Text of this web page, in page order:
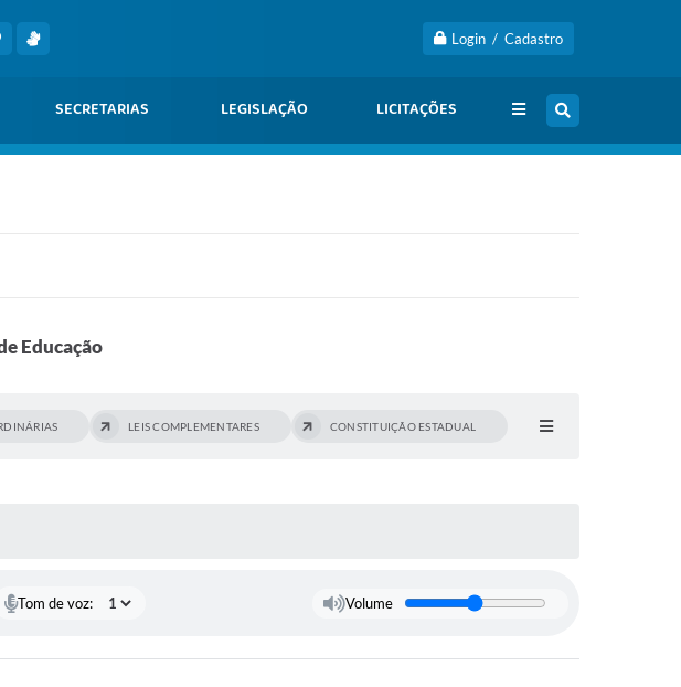
Login / Cadastro
SECRETARIAS LEGISLAÇÃO LICITAÇÕES
Educação
LEIS COMPLEMENTARES CONSTITUIÇÃO ESTADUAL
Tom de voz: Volume